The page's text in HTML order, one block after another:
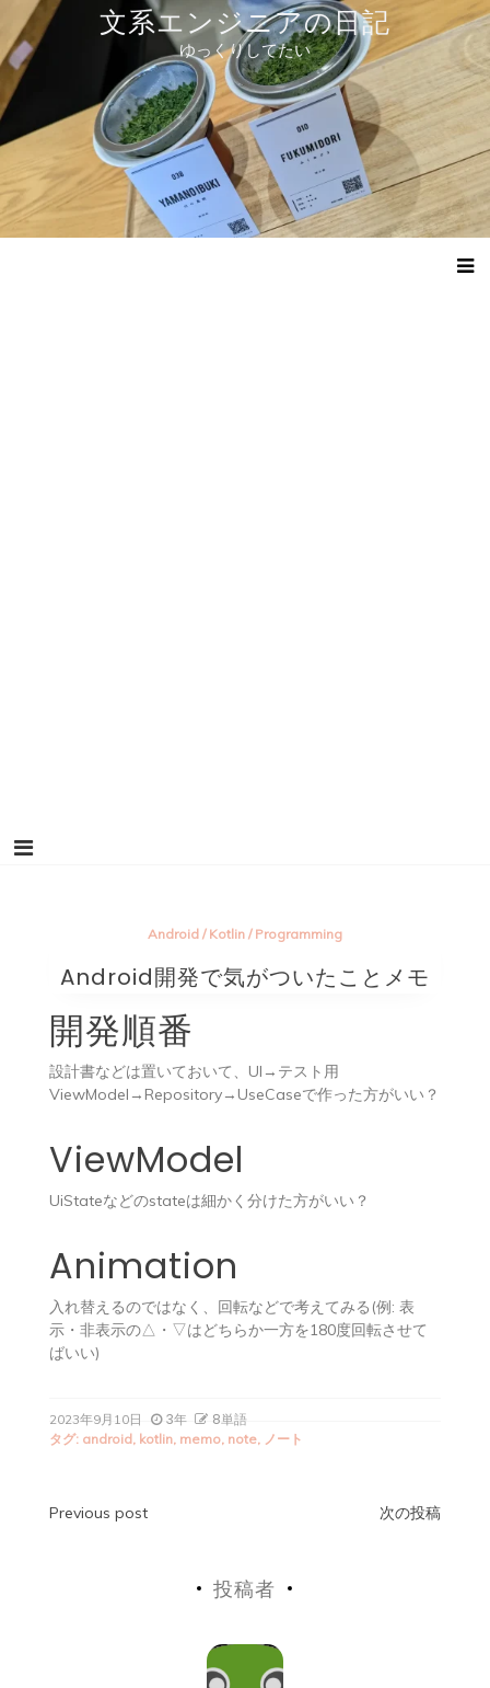
テ
ツ
へ
ス
ッ
プ
文系エンジニアの日記
ゆっくりしてたい
Android/ Kotlin/ Programming
Android開発で気がついたことメモ
開発順番
設計書などは置いておいて、UI→テスト用
ViewModel→Repository→UseCaseで作った方がいい？
ViewModel
UiStateなどのstateは細かく分けた方がいい？
Animation
入れ替えるのではなく、回転などで考えてみる(例: 表
示・非表示の△・▽はどちらか一方を180度回転させて
ばいい)
2023年9月10日 3年 8単語
タグ: android, kotlin, memo, note, ノート
投
Previous post 次の投稿
投稿者